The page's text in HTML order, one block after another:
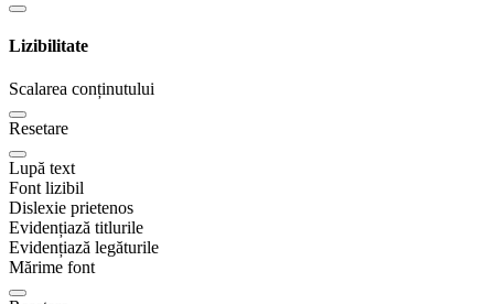
Lizibilitate
Scalarea conținutului
Resetare
Lupă text
Font lizibil
Dislexie prietenos
Evidențiază titlurile
Evidențiază legăturile
Mărime font